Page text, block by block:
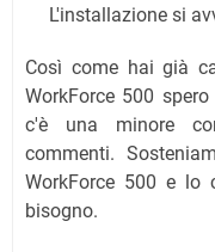
L'installazione si
Così come hai già
WorkForce 500
c'è una minore
commenti.
WorkForce 500 e lo
bisogno.